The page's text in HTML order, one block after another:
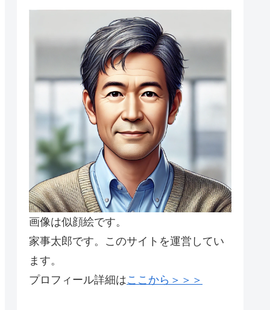
画像は似顔絵です。
家事太郎です。このサイトを運営してい
ます。
プロフィール詳細はここから＞＞＞